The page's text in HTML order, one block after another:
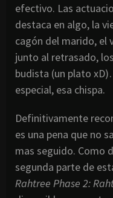
efectivo. Las
destaca en algo, la
cagón del marido, el
junto al retrasado,
budista (un plato
especial, esa chispa.
Definitivamente
es una pena que no
mas seguido. Como
segunda parte de
Rahtree Phase 2: